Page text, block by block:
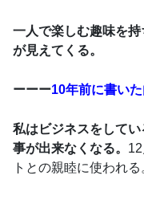
一人で楽しむ趣味を
が見えてくる。
ーーー10年前に書い
私はビジネスをして
事が出来なくなる。
トとの親睦に使われる